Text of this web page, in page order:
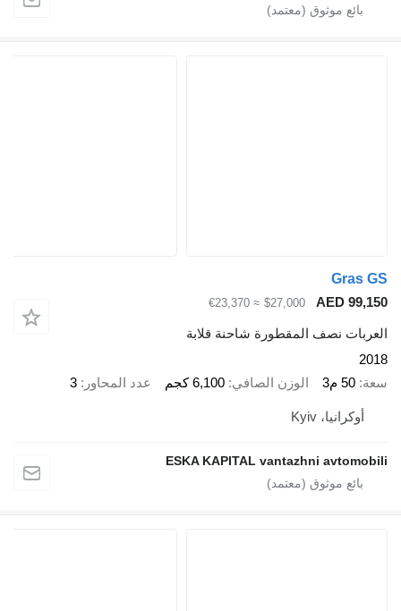
Gras GS
AED 99,150
$27,000
≈ €23,370
العربات نصف المقطورة شاحنة قلابة
2018
سعة 50 م3 الوزن الصافي 6,100 كجم عدد المحاور 3
أوكرانيا، Kyiv
ESKA KAPITAL vantazhni avtomobili